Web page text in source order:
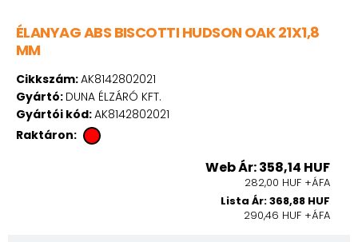
ÉLANYAG ABS BISCOTTI HUDSON OAK 21X1,8
MM
Cikkszám:AK8142802021
Gyártó: DUNA ÉLZÁRÓ KFT.
Gyártói kód:AK8142802021
Raktáron:
Web Ár: 358,14 HUF
282,00 HUF +ÁFA
Lista Ár: 368,88 HUF
290,46 HUF +ÁFA